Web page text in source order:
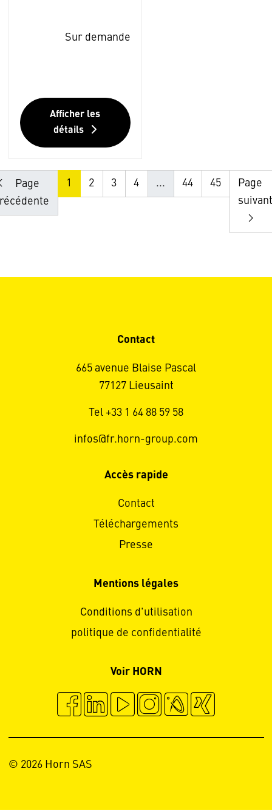
Sur demande
Afficher les
détails
Page
1 2 3 4 ... 44 45
Page
Contact
665 avenue Blaise Pascal
77127 Lieusaint
Tel +33 1 64 88 59 58
infos@fr.horn-group.com
Accès rapide
Contact
Téléchargements
Presse
Mentions légales
Conditions d'utilisation
politique de confidentialité
Voir HORN
© 2026 Horn SAS